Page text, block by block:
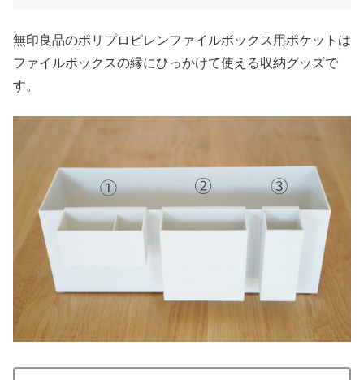
無印良品のポリプロピレンファイルボックス用ポケットは
ファイルボックスの縁にひっかけて使える収納グッズで
す。